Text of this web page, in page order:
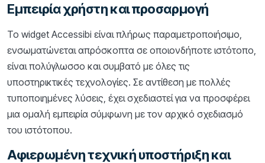
Εμπειρία χρήστη και προσαρμογή
Το widget Accessibi είναι πλήρως παραμετροποιήσιμο,
ενσωματώνεται απρόσκοπτα σε οποιονδήποτε ιστότοπο,
είναι πολύγλωσσο και συμβατό με όλες τις
υποστηρικτικές τεχνολογίες. Σε αντίθεση με πολλές
τυποποιημένες λύσεις, έχει σχεδιαστεί για να προσφέρει
μια ομαλή εμπειρία σύμφωνη με τον αρχικό σχεδιασμό
του ιστότοπου.
Αφιερωμένη τεχνική υποστήριξη και